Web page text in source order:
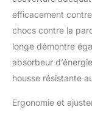
efficacement
chocs contre la
longe démontre
absorbeur
housse résistante
Ergonomie et